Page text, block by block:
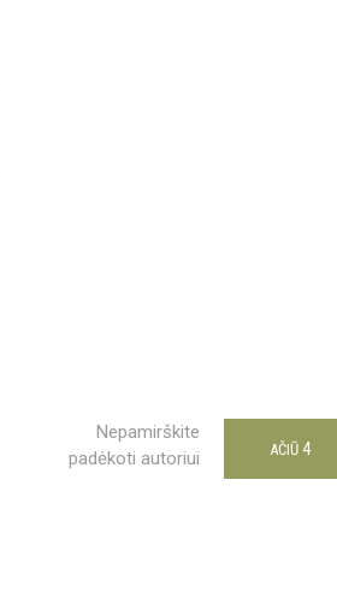
Nepamirškite
padėkoti autoriui
AČIŪ 4